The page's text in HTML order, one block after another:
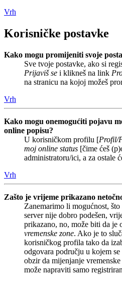
Vrh
Korisničke postavke
Kako mogu promijeniti svoje
Sve tvoje postavke, ako si
Prijaviš se i klikneš na link
na stranicu na kojoj možeš
Vrh
Kako mogu onemogućiti pojavu
online popisu?
U korisničkom profilu [Profil/
moj online status [čime ćeš
administratoru/ici, a za ostale
Vrh
Zašto je vrijeme prikazano
Zanemarimo li mogućnost,
server nije dobro podešen,
prikazano, no, može biti da je
vremenske zone. Ako je to
korisničkog profila tako da
odgovara području u kojem
obzir da mijenjanje
može napraviti samo